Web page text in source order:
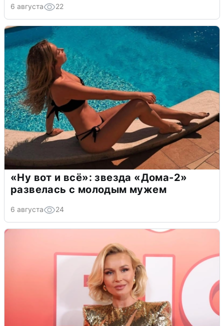
6 августа 22
«Ну вот и всё»: звезда «Дома-2»
развелась с молодым мужем
6 августа 24